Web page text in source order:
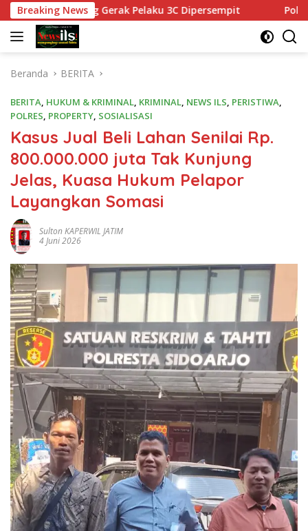
Langsung
ke
konten
Breaking News
Gerak Pelaku 3C Dipersempit Polres Pasuruan
Beranda BERITA
BERITA, HUKUM & KRIMINAL, KRIMINAL, NEWS ILS, PERISTIWA,
POLRES, PROPERTY, SOSIALISASI
Kasus Jual Beli Lahan Senilai Rp.
800.000.000 juta Tak Kunjung
Jelas, Kuasa Hukum Pelapor
Layangkan Somasi
Sulton KAPERWIL JATIM
4 Juni 2026